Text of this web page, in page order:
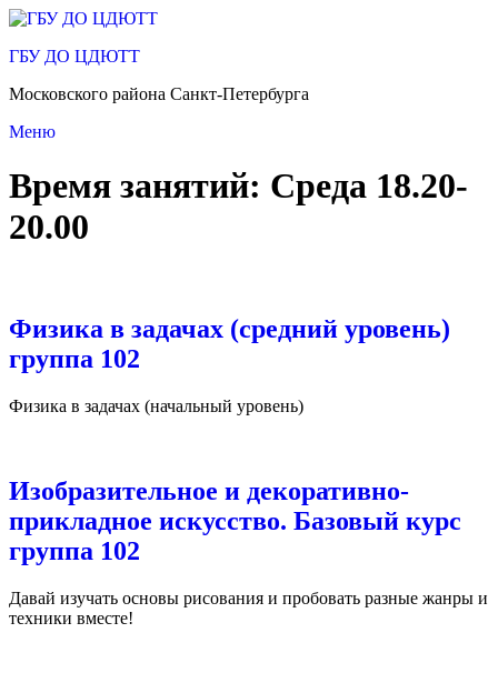
Перейти
содержимому
ГБУ ДО ЦДЮТТ
Московского района Санкт-Петербурга
Меню
Время занятий: Среда 18.20-
20.00
Физика в задачах (средний уровень)
группа 102
Физика в задачах (начальный уровень)
Изобразительное и декоративно-
прикладное искусство. Базовый курс
группа 102
Давай изучать основы рисования и пробовать разные жанры и
техники вместе!